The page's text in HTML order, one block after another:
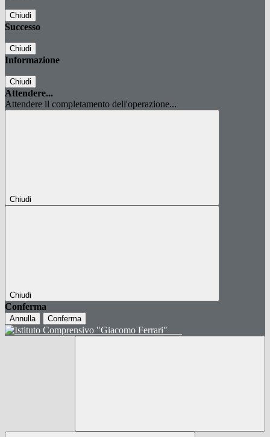
Chiudi
Successo
Chiudi
Informazione
Chiudi
Attendere...
Attendere il completamento dell'operazione...
Chiudi
Chiudi
Conferma
Annulla Conferma